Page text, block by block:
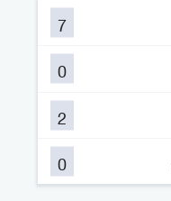
7
0
2
0